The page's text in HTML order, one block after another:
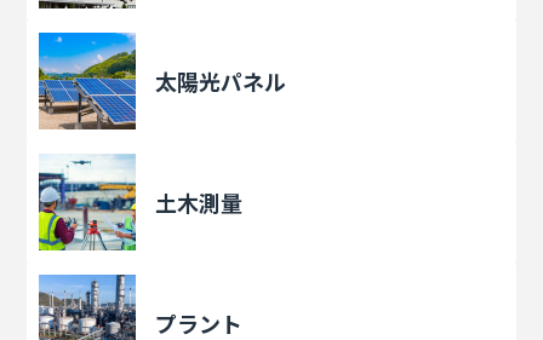
太陽光パネル
土木測量
プラント